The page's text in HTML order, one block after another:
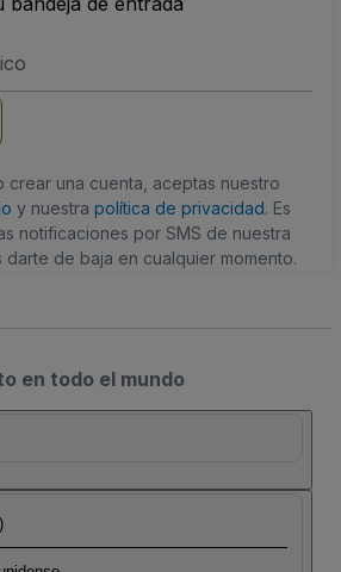
crear una cuenta, aceptas nuestro
y nuestra política de privacidad. Es
notificaciones por SMS de nuestra
de baja en cualquier momento.
en todo el mundo